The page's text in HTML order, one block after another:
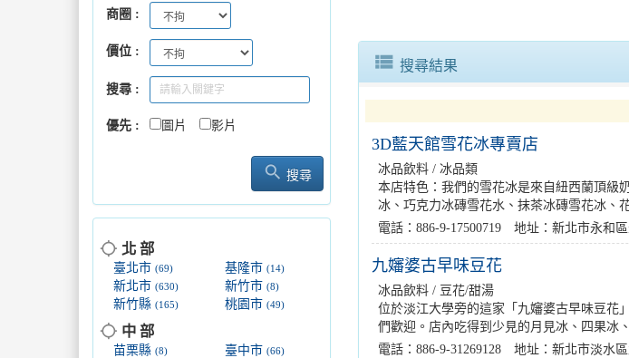
商圈
價位
搜尋
優先 圖片 影片
search 搜尋
location_searching 北 部
臺北市 (69) 基隆市(14)
新北市 (630) 新竹市(8)
新竹縣 (165) 桃園市(49)
location_searching 中 部
苗栗縣 (8) 臺中市(66)
母親節神級獻禮！韓國爆紅《Milk..
相約勝利星村嗨啤一夏台味尬韓風連嗨.. 東
社區棒球嘉年華點燃臺南初夏協進國小..
花現圓山~2026圓山商圈漫遊季7.. 台
view_list 搜尋結果
3D藍天館雪花冰專賣店
冰品飲料 / 冰品類
本店特色：我們的雪花冰是來自紐西蘭頂級
冰、巧克力冰磚雪花水、抹茶冰磚雪花冰、
電話：886-9-17500719 地址：新北市永和
九嬸婆古早味豆花
冰品飲料 / 豆花/甜湯
位於淡江大學旁的這家「九嬸婆古早味豆花
們歡迎。店內吃得到少見的月見冰、四果冰
電話：886-9-31269128 地址：新北市淡水